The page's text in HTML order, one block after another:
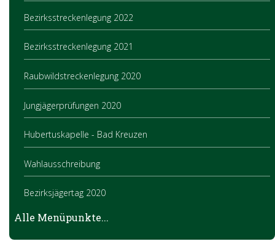
Bezirksstreckenlegung 2022
Bezirksstreckenlegung 2021
Raubwildstreckenlegung 2020
Jungjägerprüfungen 2020
Hubertuskapelle - Bad Kreuzen
Wahlausschreibung
Bezirksjägertag 2020
Jungjägerprüfung 2021
Alle Menüpunkte...